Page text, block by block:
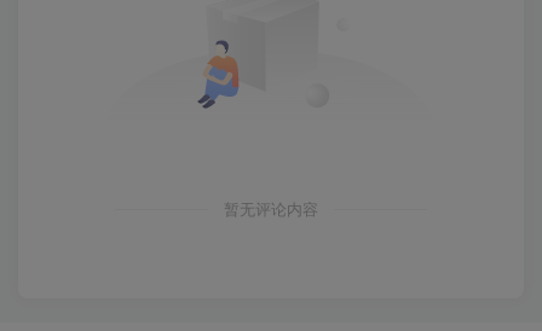
暂无评论内容